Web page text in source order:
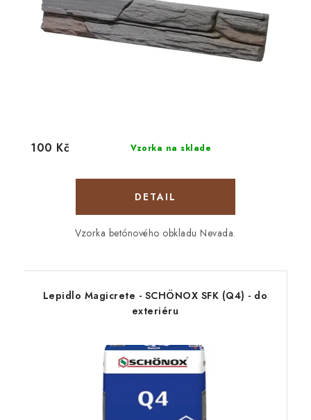
Vzorka na sklade
100 Kč
DETAIL
Vzorka betónového obkladu Nevada.
Lepidlo Magicrete - SCHÖNOX SFK (Q4) - do
exteriéru